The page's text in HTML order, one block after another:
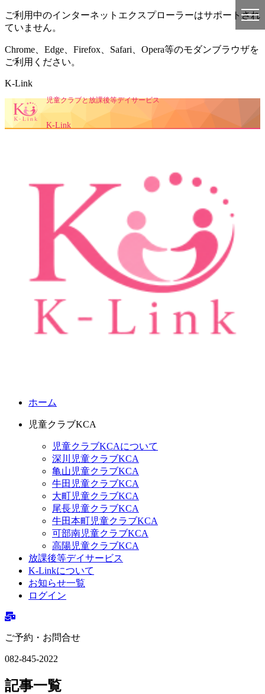
ご利用中のインターネットエクスプローラーはサポートされ
ていません。
Chrome、Edge、Firefox、Safari、Opera等のモダンブラウザを
ご利用ください。
K-Link
児童クラブと放課後等デイサービス
K-Link
ホーム
児童クラブKCA
児童クラブKCAについて
深川児童クラブKCA
亀山児童クラブKCA
牛田児童クラブKCA
大町児童クラブKCA
尾長児童クラブKCA
牛田本町児童クラブKCA
可部南児童クラブKCA
高陽児童クラブKCA
放課後等デイサービス
K-Linkについて
お知らせ一覧
ログイン
ご予約・お問合せ
082-845-2022
記事一覧